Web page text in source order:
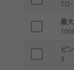
TO-
最
ピ
3